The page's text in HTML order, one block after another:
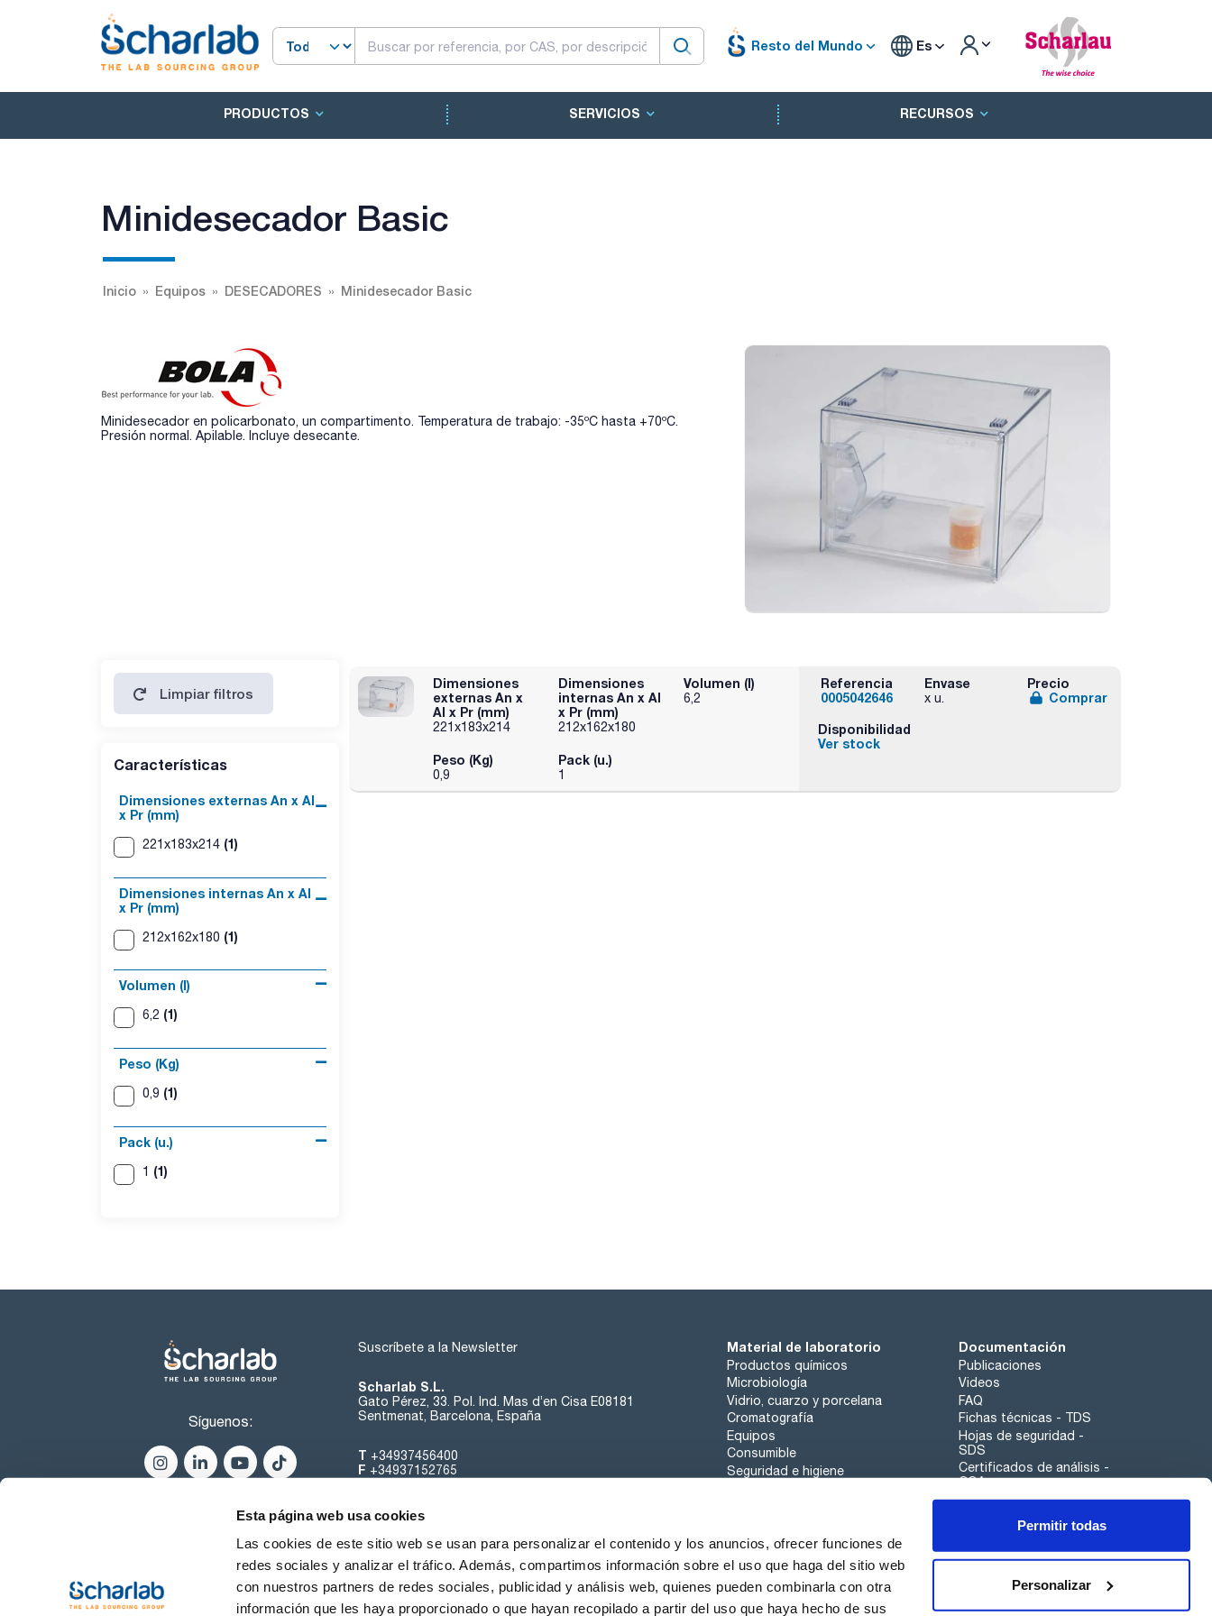
Esta página web usa cookies
Las cookies de este sitio web se usan para personalizar el contenido y los anuncios, ofrecer funciones de
redes sociales y analizar el tráfico. Además, compartimos información sobre el uso que haga del sitio web
con nuestros partners de redes sociales, publicidad y análisis web, quienes pueden combinarla con otra
información que les haya proporcionado o que hayan recopilado a partir del uso que haya hecho de sus
Permitir todas
Personalizar
Resto del Mundo Es
PRODUCTOS SERVICIOS RECURSOS
Minidesecador Basic
Inicio Equipos DESECADORES Minidesecador Basic
Minidesecador en policarbonato, un compartimento. Temperatura de trabajo: -35ºC hasta +70ºC.
Presión normal. Apilable. Incluye desecante.
Limpiar filtros
Características
Dimensiones externas An x Al
x Pr (mm)
221x183x214 (1)
Dimensiones internas An x Al
x Pr (mm)
212x162x180 (1)
Volumen (l)
6,2 (1)
Peso (Kg)
0,9 (1)
Pack (u.)
1 (1)
Dimensiones
externas An x
Al x Pr (mm)
221x183x214
Dimensiones
internas An x Al
x Pr (mm)
212x162x180
Volumen (l)
6,2
Peso (Kg)
0,9
Pack (u.)
1
Referencia
0005042646
Envase
x u.
Precio
Comprar
Disponibilidad
Ver stock
Síguenos:
Suscríbete a la Newsletter
Scharlab S.L.
Gato Pérez, 33. Pol. Ind. Mas d’en Cisa E08181
Sentmenat, Barcelona, España
T +34937456400
F +34937152765
Material de laboratorio
Productos químicos
Microbiología
Vidrio, cuarzo y porcelana
Cromatografía
Equipos
Consumible
Seguridad e higiene
Documentación
Publicaciones
Videos
FAQ
Fichas técnicas - TDS
Hojas de seguridad -
SDS
Certificados de análisis -
COA
Aplicaciones
Canal de denuncias
Sobre nosotros Contacta